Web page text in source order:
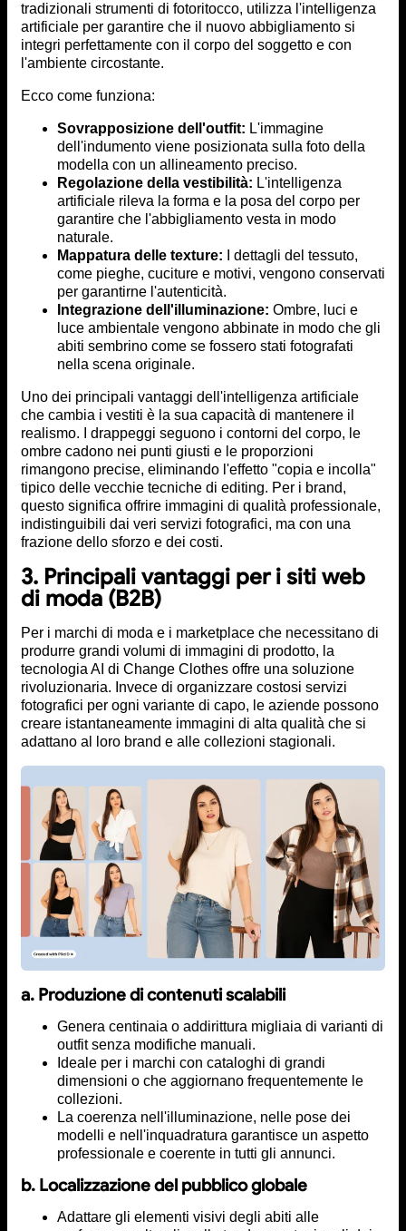
tradizionali strumenti di fotoritocco, utilizza l'intelligenza
artificiale per garantire che il nuovo abbigliamento si
integri perfettamente con il corpo del soggetto e con
l'ambiente circostante.
Ecco come funziona:
Sovrapposizione dell'outfit: L'immagine
dell'indumento viene posizionata sulla foto della
modella con un allineamento preciso.
Regolazione della vestibilità: L'intelligenza
artificiale rileva la forma e la posa del corpo per
garantire che l'abbigliamento vesta in modo
naturale.
Mappatura delle texture: I dettagli del tessuto,
come pieghe, cuciture e motivi, vengono conservati
per garantirne l'autenticità.
Integrazione dell'illuminazione: Ombre, luci e
luce ambientale vengono abbinate in modo che gli
abiti sembrino come se fossero stati fotografati
nella scena originale.
Uno dei principali vantaggi dell'intelligenza artificiale
che cambia i vestiti è la sua capacità di mantenere il
realismo. I drappeggi seguono i contorni del corpo, le
ombre cadono nei punti giusti e le proporzioni
rimangono precise, eliminando l'effetto "copia e incolla"
tipico delle vecchie tecniche di editing. Per i brand,
questo significa offrire immagini di qualità professionale,
indistinguibili dai veri servizi fotografici, ma con una
frazione dello sforzo e dei costi.
3. Principali vantaggi per i siti web
di moda (B2B)
Per i marchi di moda e i marketplace che necessitano di
produrre grandi volumi di immagini di prodotto, la
tecnologia AI di Change Clothes offre una soluzione
rivoluzionaria. Invece di organizzare costosi servizi
fotografici per ogni variante di capo, le aziende possono
creare istantaneamente immagini di alta qualità che si
adattano al loro brand e alle collezioni stagionali.
a. Produzione di contenuti scalabili
Genera centinaia o addirittura migliaia di varianti di
outfit senza modifiche manuali.
Ideale per i marchi con cataloghi di grandi
dimensioni o che aggiornano frequentemente le
collezioni.
La coerenza nell'illuminazione, nelle pose dei
modelli e nell'inquadratura garantisce un aspetto
professionale e coerente in tutti gli annunci.
b. Localizzazione del pubblico globale
Adattare gli elementi visivi degli abiti alle